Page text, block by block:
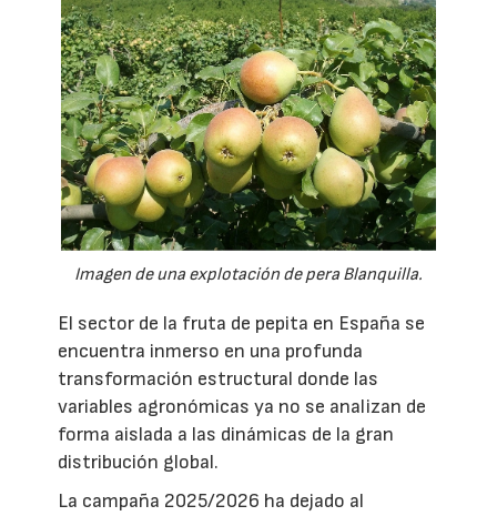
Imagen de una explotación de pera Blanquilla.
El sector de la fruta de pepita en España se
encuentra inmerso en una profunda
transformación estructural donde las
variables agronómicas ya no se analizan de
forma aislada a las dinámicas de la gran
distribución global.
La campaña 2025/2026 ha dejado al